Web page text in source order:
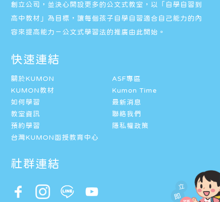
立
即
創立公司，並決心開設更多的公文式教室，以「自學自習到
高中教材」為目標，讓每個孩子自學自習適合自己能力的內
容來提高能力－公文式學習法的推廣由此開始。
快速連結
關於KUMON
ASF專區
KUMON教材
Kumon Time
如何學習
最新消息
教室資訊
聯絡我們
預約學習
隱私權政策
台灣KUMON函授教育中心
社群連結